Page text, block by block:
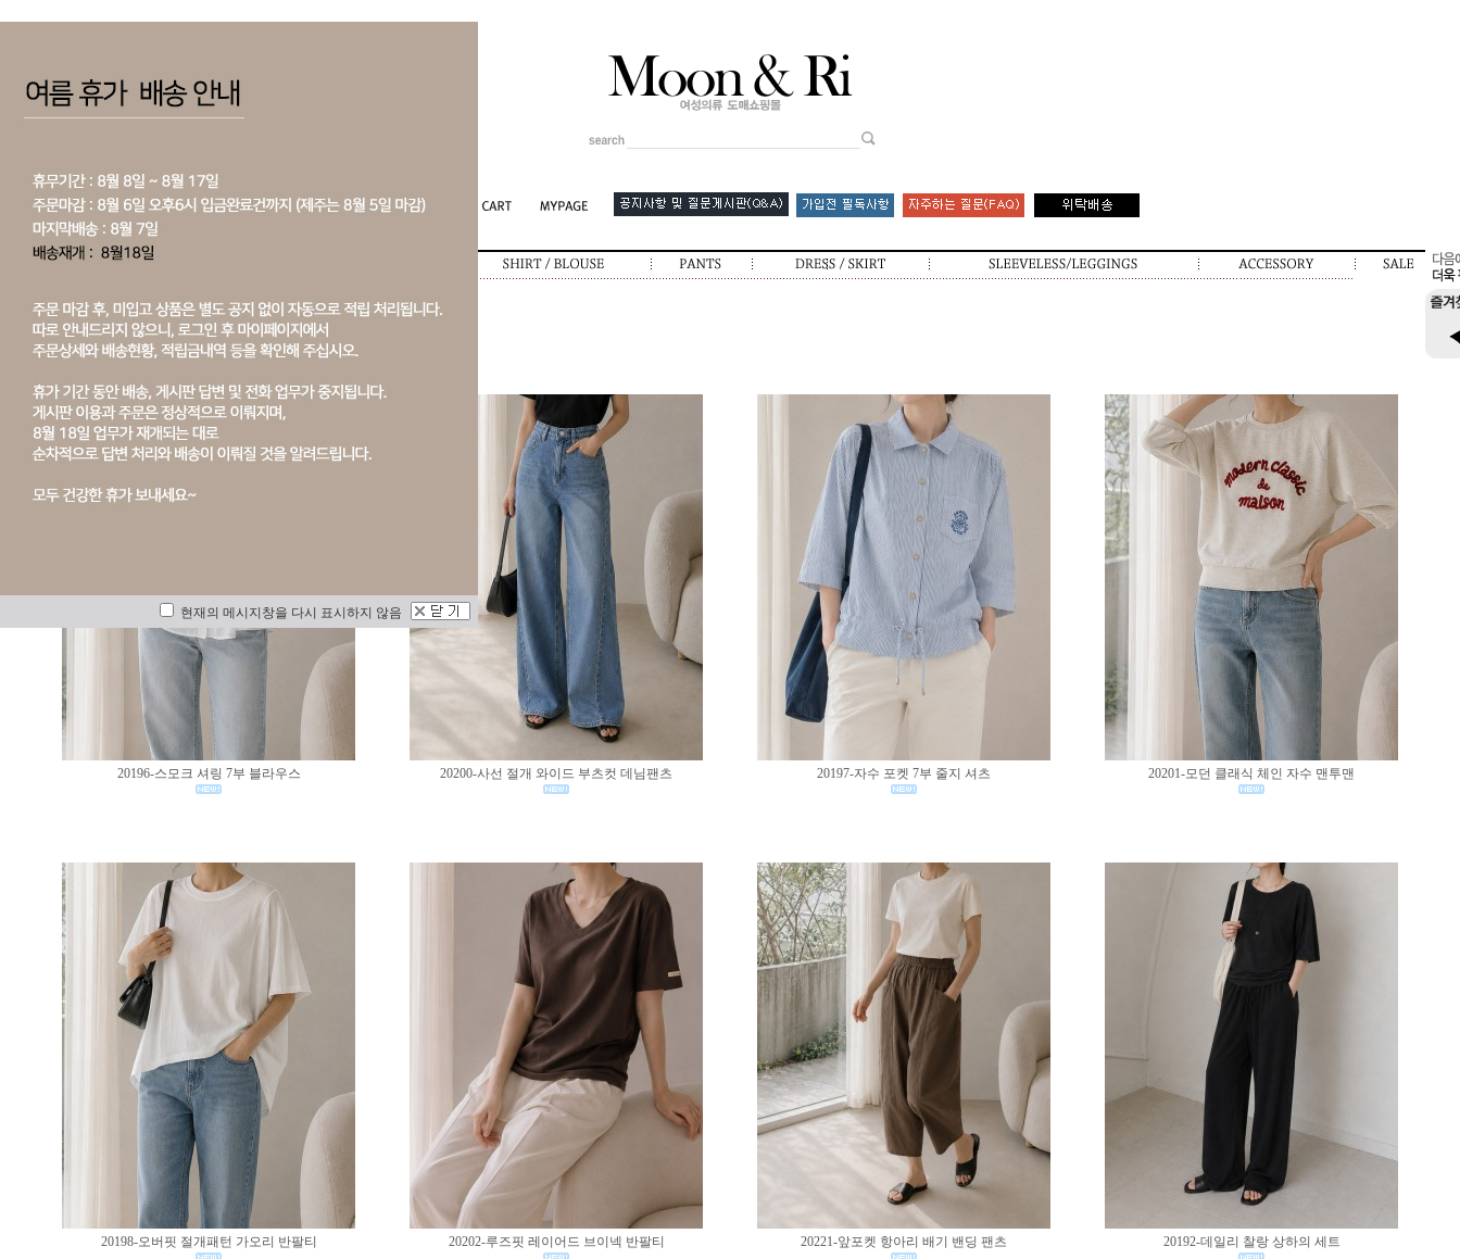
20196-스모크 셔링 7부 블라우스 20200-사선 절개 와이드 부츠컷 데님팬츠 20197-자수 포켓 7부 줄지 셔츠 20201-모던 클래식 체인 자수 맨투맨
20198-오버핏 절개패턴 가오리 반팔티 20202-루즈핏 레이어드 브이넥 반팔티 20221-앞포켓 항아리 배기 밴딩 팬츠 20192-데일리 찰랑 상하의 세트
현재의 메시지창을 다시 표시하지 않음